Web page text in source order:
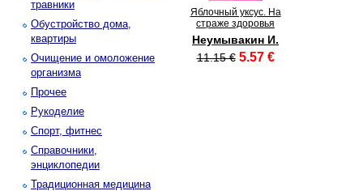
травники
Обустройство дома,
квартиры
Очищение и омоложение
организма
Прочее
Рукоделие
Спорт, фитнес
Справочники,
энциклопедии
Традиционная медицина
Яблочный уксус. На
страже здоровья
Неумывакин И.
11.15 € 5.57 €